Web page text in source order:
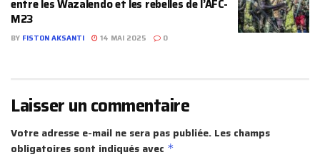
entre les Wazalendo et les rebelles de l’AFC-
M23
BY FISTON AKSANTI 14 MAI 2025 0
Laisser un commentaire
Votre adresse e-mail ne sera pas publiée. Les champs
obligatoires sont indiqués avec *